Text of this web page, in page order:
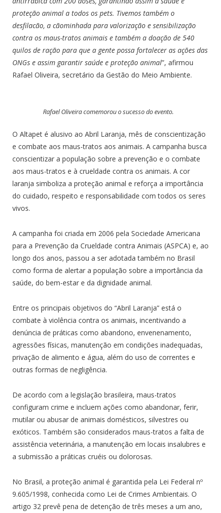
proteção animal a todos os pets. Tivemos também o
desfilacão, a cãominhada para valorização e sensibilização
contra os maus-tratos animais e também a doação de 540
quilos de ração para que a gente possa fortalecer as ações das
ONGs e assim garantir saúde e proteção animal”, afirmou
Rafael Oliveira, secretário da Gestão do Meio Ambiente.
Rafael Oliveira comemorou o sucesso do evento.
O Altapet é alusivo ao Abril Laranja, mês de conscientização
e combate aos maus-tratos aos animais. A campanha busca
conscientizar a população sobre a prevenção e o combate
aos maus-tratos e à crueldade contra os animais. A cor
laranja simboliza a proteção animal e reforça a importância
do cuidado, respeito e responsabilidade com todos os seres
vivos.
A campanha foi criada em 2006 pela Sociedade Americana
para a Prevenção da Crueldade contra Animais (ASPCA) e, ao
longo dos anos, passou a ser adotada também no Brasil
como forma de alertar a população sobre a importância da
saúde, do bem-estar e da dignidade animal.
Entre os principais objetivos do “Abril Laranja” está o
combate à violência contra os animais, incentivando a
denúncia de práticas como abandono, envenenamento,
agressões físicas, manutenção em condições inadequadas,
privação de alimento e água, além do uso de correntes e
outras formas de negligência.
De acordo com a legislação brasileira, maus-tratos
configuram crime e incluem ações como abandonar, ferir,
mutilar ou abusar de animais domésticos, silvestres ou
exóticos. Também são considerados maus-tratos a falta de
assistência veterinária, a manutenção em locais insalubres e
a submissão a práticas cruéis ou dolorosas.
No Brasil, a proteção animal é garantida pela Lei Federal nº
9.605/1998, conhecida como Lei de Crimes Ambientais. O
artigo 32 prevê pena de detenção de três meses a um ano,